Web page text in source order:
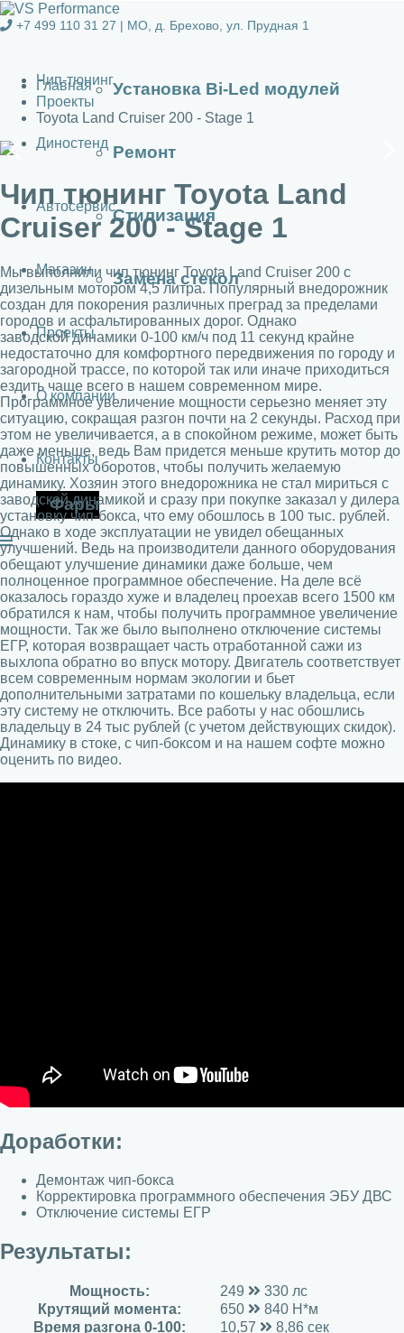
+7 499 110 31 27 | МО, д. Брехово, ул. Прудная 1
Чип-тюнинг
Диностенд
Автосервис
Магазин
Проекты
О компании
Контакты
Фары
Установка Bi-Led модулей
Ремонт
Стилизация
Замена стекол
Главная
Проекты
Toyota Land Cruiser 200 - Stage 1
Чип тюнинг Toyota Land
Cruiser 200 - Stage 1
Мы выполнили чип тюнинг Toyota Land Cruiser 200 с
дизельным мотором 4,5 литра. Популярный внедорожник
создан для покорения различных преград за пределами
городов и асфальтированных дорог. Однако
заводской динамики 0-100 км/ч под 11 секунд крайне
недостаточно для комфортного передвижения по городу и
загородной трассе, по которой так или иначе приходиться
ездить чаще всего в нашем современном мире.
Программное увеличение мощности серьезно меняет эту
ситуацию, сокращая разгон почти на 2 секунды. Расход при
этом не увеличивается, а в спокойном режиме, может быть
даже меньше, ведь Вам придется меньше крутить мотор до
повышенных оборотов, чтобы получить желаемую
динамику. Хозяин этого внедорожника не стал мириться с
заводской динамикой и сразу при покупке заказал у дилера
установку чип-бокса, что ему обошлось в 100 тыс. рублей.
Однако в ходе эксплуатации не увидел обещанных
улучшений. Ведь на производители данного оборудования
обещают улучшение динамики даже больше, чем
полноценное программное обеспечение. На деле всё
оказалось гораздо хуже и владелец проехав всего 1500 км
обратился к нам, чтобы получить программное увеличение
мощности. Так же было выполнено отключение системы
ЕГР, которая возвращает часть отработанной сажи из
выхлопа обратно во впуск мотору. Двигатель соответствует
всем современным нормам экологии и бьет
дополнительными затратами по кошельку владельца, если
эту систему не отключить. Все работы у нас обошлись
владельцу в 24 тыс рублей (с учетом действующих скидок).
Динамику в стоке, с чип-боксом и на нашем софте можно
оценить по видео.
Доработки:
Демонтаж чип-бокса
Корректировка программного обеспечения ЭБУ ДВС
Отключение системы ЕГР
Результаты:
Мощность: 249
330 лс
Крутящий момента:
650
840 Н*м
Время разгона 0-100:
10,57
8,86 сек